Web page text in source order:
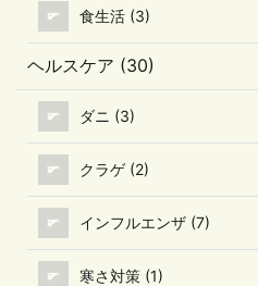
食生活 (3)
ヘルスケア (30)
ダニ (3)
クラゲ (2)
インフルエンザ (7)
寒さ対策 (1)